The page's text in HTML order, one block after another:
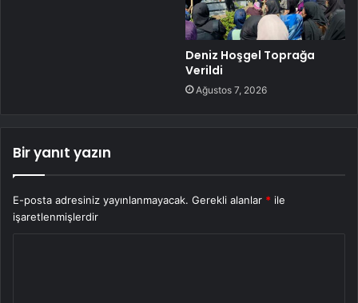
Deniz Hoşgel Toprağa
Verildi
Ağustos 7, 2026
Bir yanıt yazın
E-posta adresiniz yayınlanmayacak. Gerekli alanlar * ile
işaretlenmişlerdir